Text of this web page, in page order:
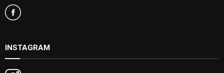
INSTAGRAM